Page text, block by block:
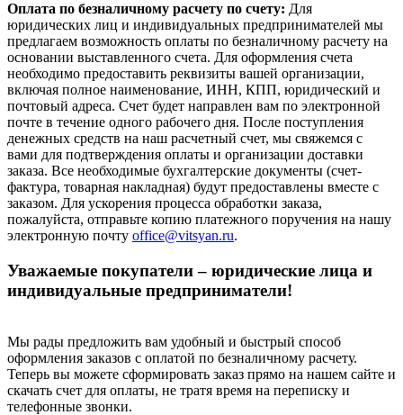
Оплата по безналичному расчету по счету: Для
юридических лиц и индивидуальных предпринимателей мы
предлагаем возможность оплаты по безналичному расчету на
основании выставленного счета. Для оформления счета
необходимо предоставить реквизиты вашей организации,
включая полное наименование, ИНН, КПП, юридический и
почтовый адреса. Счет будет направлен вам по электронной
почте в течение одного рабочего дня. После поступления
денежных средств на наш расчетный счет, мы свяжемся с
вами для подтверждения оплаты и организации доставки
заказа. Все необходимые бухгалтерские документы (счет-
фактура, товарная накладная) будут предоставлены вместе с
заказом. Для ускорения процесса обработки заказа,
пожалуйста, отправьте копию платежного поручения на нашу
электронную почту office@vitsyan.ru.
Уважаемые покупатели – юридические лица и
индивидуальные предприниматели!
Мы рады предложить вам удобный и быстрый способ
оформления заказов с оплатой по безналичному расчету.
Теперь вы можете сформировать заказ прямо на нашем сайте и
скачать счет для оплаты, не тратя время на переписку и
телефонные звонки.